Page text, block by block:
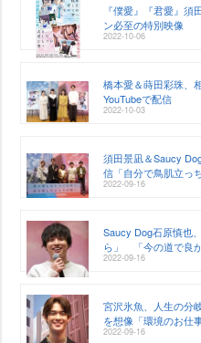
『僕愛』『君愛』
ン必至の特別映像
2022-10-06
橋本愛＆蒔田彩珠、
YouTubeで配信
2022-10-03
須田景凪＆Saucy
信「自分で鳥肌立っ
2022-09-16
Saucy Dog石原慎也
ら」 「今の道で良
2022-09-16
宮沢氷魚、人生の分
を想像「環境のお仕
2022-09-16